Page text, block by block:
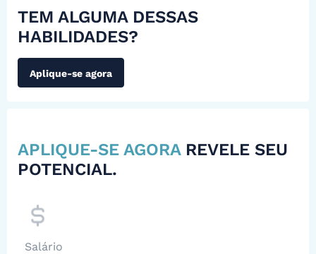
TEM ALGUMA DESSAS
HABILIDADES?
Aplique-se agora
APLIQUE-SE AGORA REVELE SEU
POTENCIAL.
Salário